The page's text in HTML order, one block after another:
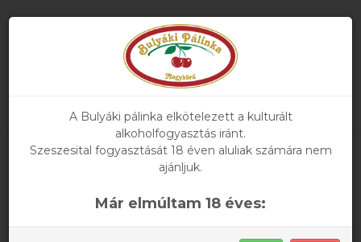
Főoldal» Termékeink
Termékeink
A Bulyáki pálinka elkötelezett a kulturált
alkoholfogyasztás iránt.
Szeszesital fogyasztását 18 éven aluliak számára nem
ajánljuk.
Már elmúltam 18 éves: